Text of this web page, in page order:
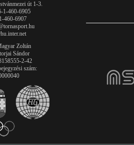
út 1-3.
1-460-6905
460-6907
Zoltán
Sándor
2-42
szám: